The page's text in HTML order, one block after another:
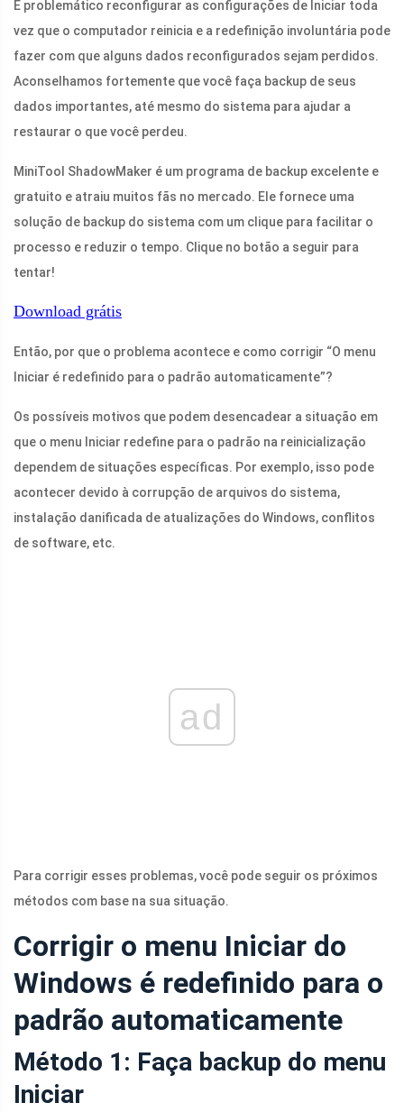
É problemático reconfigurar as configurações de Iniciar toda
vez que o computador reinicia e a redefinição involuntária pode
fazer com que alguns dados reconfigurados sejam perdidos.
Aconselhamos fortemente que você faça backup de seus
dados importantes, até mesmo do sistema para ajudar a
restaurar o que você perdeu.
MiniTool ShadowMaker é um programa de backup excelente e
gratuito e atraiu muitos fãs no mercado. Ele fornece uma
solução de backup do sistema com um clique para facilitar o
processo e reduzir o tempo. Clique no botão a seguir para
tentar!
Download grátis
Então, por que o problema acontece e como corrigir “O menu
Iniciar é redefinido para o padrão automaticamente”?
Os possíveis motivos que podem desencadear a situação em
que o menu Iniciar redefine para o padrão na reinicialização
dependem de situações específicas. Por exemplo, isso pode
acontecer devido à corrupção de arquivos do sistema,
instalação danificada de atualizações do Windows, conflitos
de software, etc.
ad
Para corrigir esses problemas, você pode seguir os próximos
métodos com base na sua situação.
Corrigir o menu Iniciar do
Windows é redefinido para o
padrão automaticamente
Método 1: Faça backup do menu
Iniciar